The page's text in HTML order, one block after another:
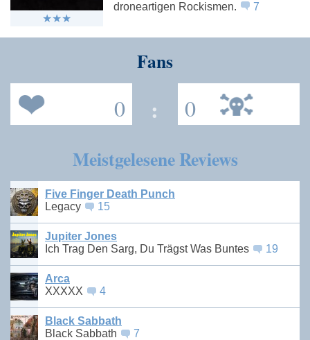
droneartigen Rockismen.
7
Fans
0 : 0
Meistgelesene Reviews
Five Finger Death Punch
Legacy
15
Jupiter Jones
Ich Trag Den Sarg, Du Trägst Was Buntes
19
Arca
XXXXX
4
Black Sabbath
Black Sabbath
7